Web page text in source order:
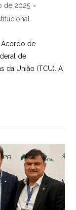
de 2025
Acordo de
de
da União (TCU). A